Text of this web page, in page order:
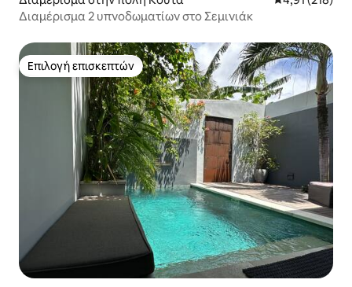
Διαμέρισμα 2 υπνοδωματίων στο Σεμινιάκ
Επιλογή επισκεπτών
Επιλογή επισκεπτών